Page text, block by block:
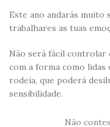
Este ano andarás
trabalhares as tuas
Não será fácil controlar
com a forma como lidas
rodeia, que poderá
sensibilidade.
Não